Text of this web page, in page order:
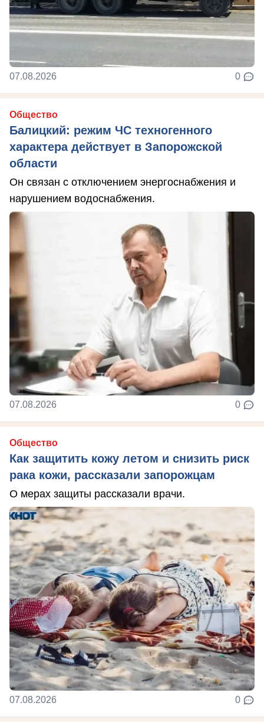
07.08.2026 0
Общество
Балицкий: режим ЧС техногенного
характера действует в Запорожской
области
Он связан с отключением энергоснабжения и
нарушением водоснабжения.
07.08.2026 0
Общество
Как защитить кожу летом и снизить риск
рака кожи, рассказали запорожцам
О мерах защиты рассказали врачи.
07.08.2026 0